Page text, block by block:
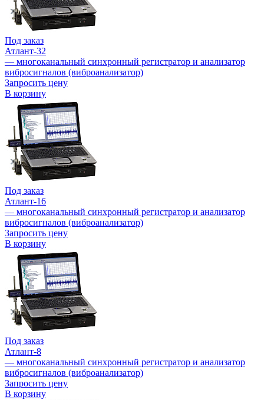
Под заказ
Атлант-32
— многоканальный синхронный регистратор и анализатор
вибросигналов (виброанализатор)
Запросить цену
В корзину
Под заказ
Атлант-16
— многоканальный синхронный регистратор и анализатор
вибросигналов (виброанализатор)
Запросить цену
В корзину
Под заказ
Атлант-8
— многоканальный синхронный регистратор и анализатор
вибросигналов (виброанализатор)
Запросить цену
В корзину